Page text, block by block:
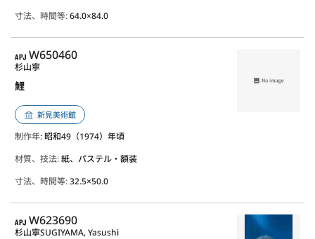
寸法、時間等:64.0×84.0
APJ
W650460
鯉
杉山寧
新見美術館
制作年: 昭和49（1974）年頃
材質、技法:紙、パステル・額装
寸法、時間等:32.5×50.0
APJ
W623690
杉山寧SUGIYAMA, Yasushi